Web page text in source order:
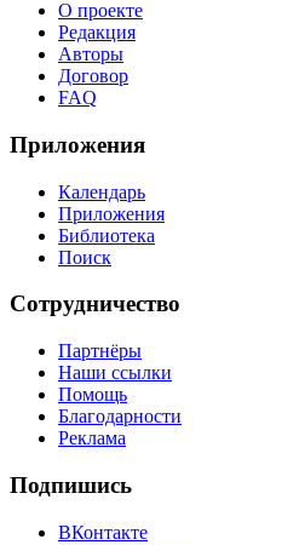
О проекте
Редакция
Авторы
Договор
FAQ
Приложения
Календарь
Приложения
Библиотека
Поиск
Сотрудничество
Партнёры
Наши ссылки
Помощь
Благодарности
Реклама
Подпишись
ВКонтакте